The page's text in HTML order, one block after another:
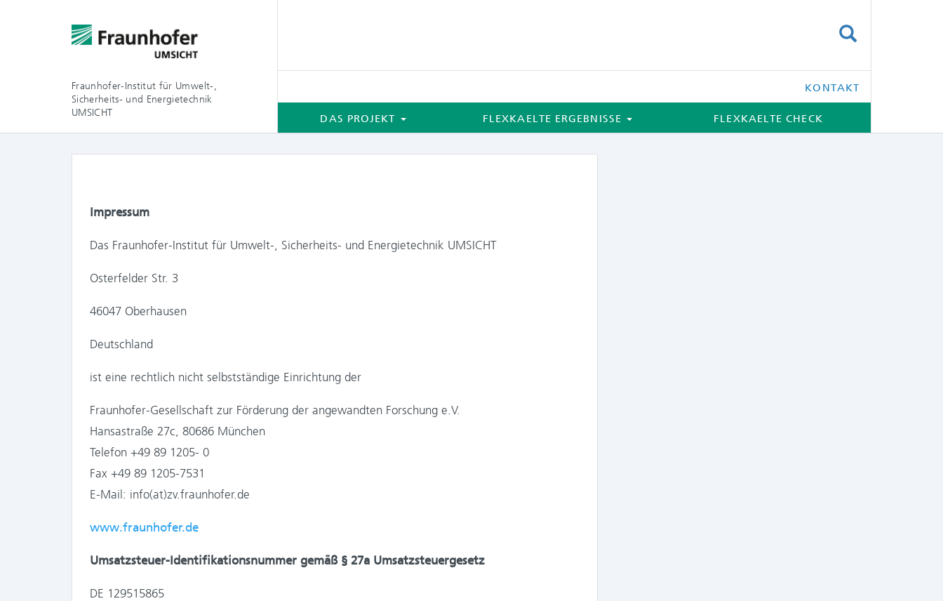
Fraunhofer-Institut für Umwelt-,
Sicherheits- und Energietechnik
UMSICHT
KONTAKT
DAS PROJEKT FLEXKAELTE ERGEBNISSE FLEXKAELTE CHECK
Impressum
Das Fraunhofer-Institut für Umwelt-, Sicherheits- und Energietechnik UMSICHT
Osterfelder Str. 3
46047 Oberhausen
Deutschland
ist eine rechtlich nicht selbstständige Einrichtung der
Fraunhofer-Gesellschaft zur Förderung der angewandten Forschung e.V.
Hansastraße 27c, 80686 München
Telefon +49 89 1205- 0
Fax +49 89 1205-7531
E-Mail: info(at)zv.fraunhofer.de
www.fraunhofer.de
Umsatzsteuer-Identifikationsnummer gemäß § 27a Umsatzsteuergesetz
DE 129515865